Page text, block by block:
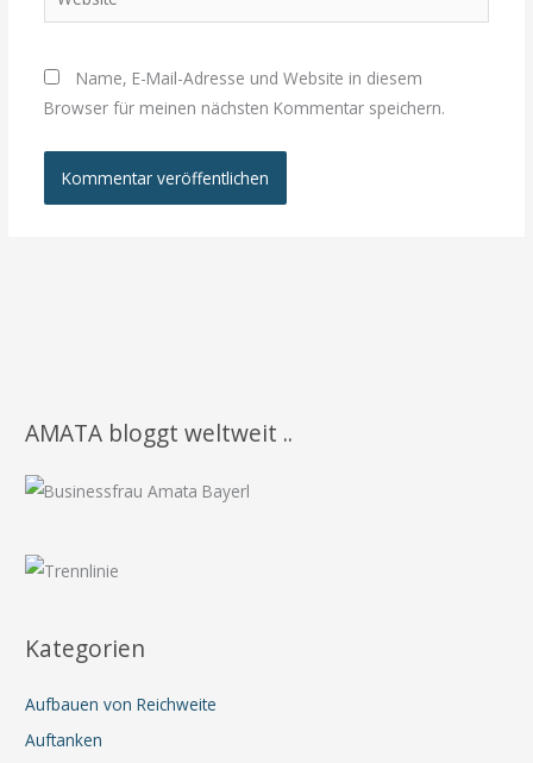
Name, E-Mail-Adresse und Website in diesem
Browser für meinen nächsten Kommentar speichern.
AMATA bloggt weltweit ..
Kategorien
Aufbauen von Reichweite
Auftanken